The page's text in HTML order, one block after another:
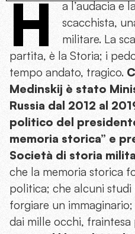
H
a l’audacia e
scacchista,
militare. La
partita, è la Storia; i
tempo andato, tragico.
Medinskij è stato
Russia dal 2012 al
politico del
memoria storica” e
Società di storia
che la memoria storica
politica; che alcuni
forgiare un
dai mille occhi, fraintesa